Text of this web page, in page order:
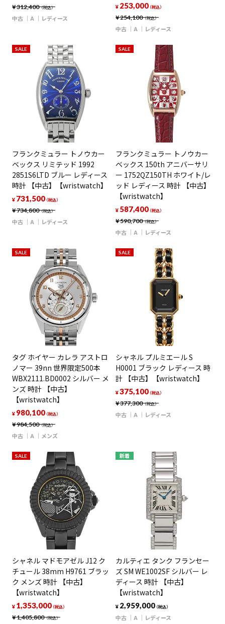
¥312,400（税込）
中古 A レディース ¥254,100（税込）
¥ 253,000（税込）
中古 A レディース
SALE
フランクミュラー トノウカー
ベックス リミテッド 1992
2851S6LTD ブルー レディース
時計 【中古】【wristwatch】
¥734,800（税込）
¥ 731,500（税込）
中古 A レディース
SALE
フランクミュラー トノウカー
ベックス 150th アニバーサリ
ー 1752QZ150TH ホワイト/レ
ッド レディース 時計 【中古】
【wristwatch】
¥590,700（税込）
¥ 587,400（税込）
中古 A レディース
SALE
タグ ホイヤー カレラ アストロ
ノマー 39nn 世界限定500本
WBX2111.BD0002 シルバー メ
ンズ 時計 【中古】
【wristwatch】
¥984,500（税込）
¥ 980,100（税込）
中古 A メンズ
SALE
シャネル プルミエール S
H0001 ブラック レディース 時
計 【中古】【wristwatch】
¥377,300（税込）
¥375,100（税込）
中古 A レディース
SALE
シャネル マドモアゼル J12 ク
チュール 38mm H9761 ブラッ
ク メンズ 時計 【中古】
【wristwatch】
¥1,405,800（税込）
¥ 1,353,000（税込）
新着
カルティエ タンク フランセー
ズ SM WE1002SF シルバー レ
ディース 時計 【中古】
【wristwatch】
¥ 2,959,000（税込）
中古 A レディース